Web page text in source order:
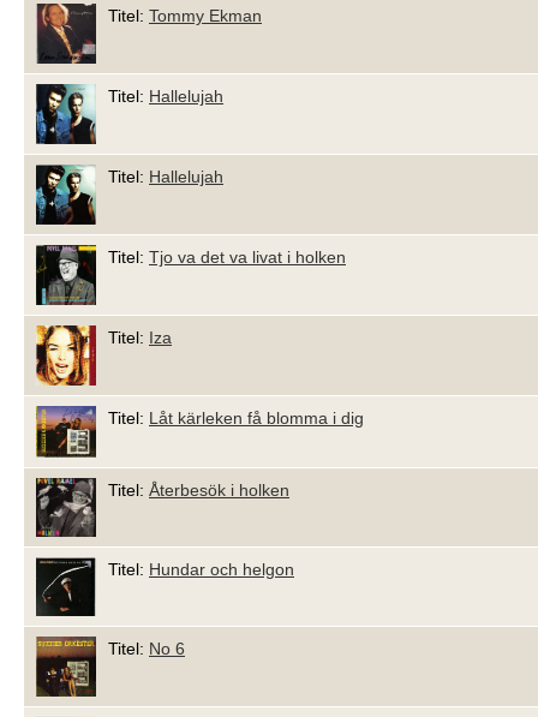
Titel: Tommy Ekman
Titel: Hallelujah
Titel: Hallelujah
Titel: Tjo va det va livat i holken
Titel: Iza
Titel: Låt kärleken få blomma i dig
Titel: Återbesök i holken
Titel: Hundar och helgon
Titel: No 6